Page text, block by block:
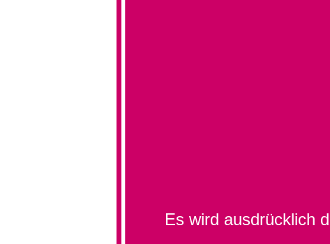
Es wird ausdrücklich